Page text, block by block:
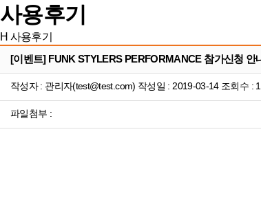
사용후기
H 사용후기
[이벤트] FUNK STYLERS PERFORMANCE 참가신청 안
작성자 : 관리자(test@test.com) 작성일 : 2019-03-14 조회수 :
파일첨부 :